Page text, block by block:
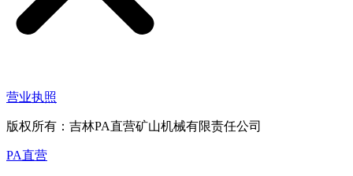
营业执照
版权所有：吉林PA直营矿山机械有限责任公司
PA直营